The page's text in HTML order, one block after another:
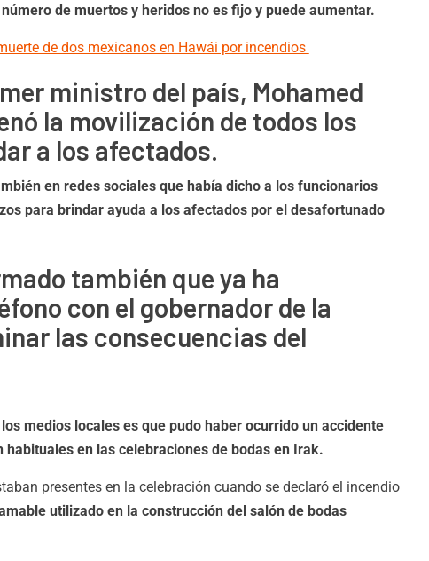
de muertos y heridos no es fijo y puede aumentar.
de dos mexicanos en Hawái por incendios
ministro del país, Mohamed
la movilización de todos los
a los afectados.
en redes sociales que había dicho a los funcionarios
para brindar ayuda a los afectados por el desafortunado
también que ya ha
con el gobernador de la
las consecuencias del
medios locales es que pudo haber ocurrido un accidente
en las celebraciones de bodas en Irak.
presentes en la celebración cuando se declaró el incendio
utilizado en la construcción del salón de bodas